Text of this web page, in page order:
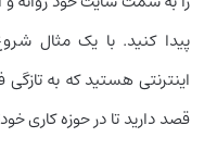
پیدا کنید. با یک مثال
اینترنتی هستید که به تازگی
قصد دارید تا در حوزه کاری